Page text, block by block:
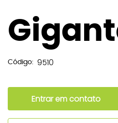
Código: 9510
Entrar em contato